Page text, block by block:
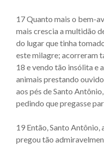
17 Quanto mais o bem-
mais crescia a multidão
do lugar que tinha
este milagre; acor­reram
18 e vendo tão insólita e
animais prestando
aos pés de Santo
pedindo que pregasse
19 Então, Santo
pre­gou tão